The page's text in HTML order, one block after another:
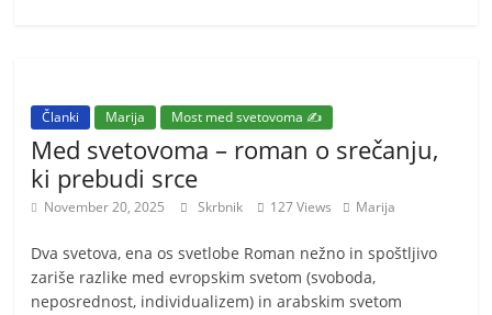
Članki Marija Most med svetovoma ✍️
Med svetovoma – roman o srečanju,
ki prebudi srce
November 20, 2025 Skrbnik 127 Views Marija
Dva svetova, ena os svetlobe Roman nežno in spoštljivo
zariše razlike med evropskim svetom (svoboda,
neposrednost, individualizem) in arabskim svetom